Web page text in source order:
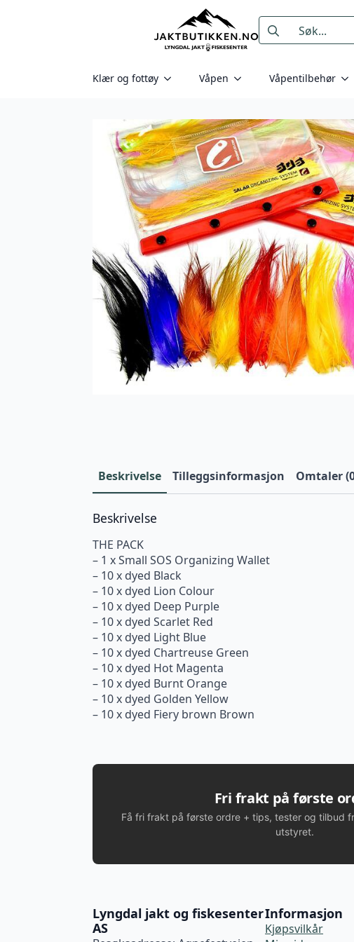
Search
for:
Klær og fottøy Våpen Våpentilbehør
Beskrivelse Tilleggsinformasjon Omtaler
Beskrivelse
THE PACK
– 1 x Small SOS Organizing Wallet
– 10 x dyed Black
– 10 x dyed Lion Colour
– 10 x dyed Deep Purple
– 10 x dyed Scarlet Red
– 10 x dyed Light Blue
– 10 x dyed Chartreuse Green
– 10 x dyed Hot Magenta
– 10 x dyed Burnt Orange
– 10 x dyed Golden Yellow
– 10 x dyed Fiery brown Brown
Fri frakt på første
Få fri frakt på første ordre + tips, tester og tilbud
utstyret.
Lyngdal jakt og fiskesenter
AS
Informasjon
Kjøpsvilkår